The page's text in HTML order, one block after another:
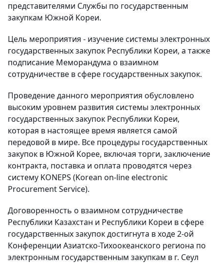
представителями Службы по государственным
закупкам Южной Кореи.
Цель мероприятия - изучение системы электронных
государственных закупок Республики Кореи, а также
подписание Меморандума о взаимном
сотрудничестве в сфере государственных закупок.
Проведение данного мероприятия обусловлено
высоким уровнем развития системы электронных
государственных закупок Республики Кореи,
которая в настоящее время является самой
передовой в мире. Все процедуры государственных
закупок в Южной Корее, включая торги, заключение
контракта, поставка и оплата проводятся через
систему KONEPS (Korean on-line electronic
Procurement Service).
Договоренность о взаимном сотрудничестве
Республики Казахстан и Республики Кореи в сфере
государственных закупок достигнута в ходе 2-ой
Конференции Азиатско-Тихоокеанского региона по
электронным государственным закупкам в г. Сеул